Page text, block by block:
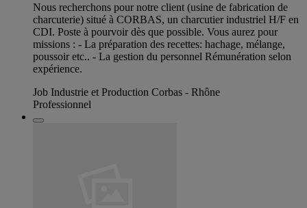
Nous recherchons pour notre client (usine de fabrication de
charcuterie) situé à CORBAS, un charcutier industriel H/F en
CDI. Poste à pourvoir dès que possible. Vous aurez pour
missions : - La préparation des recettes: hachage, mélange,
poussoir etc.. - La gestion du personnel Rémunération selon
expérience.
Job Industrie et Production Corbas - Rhône
Professionnel